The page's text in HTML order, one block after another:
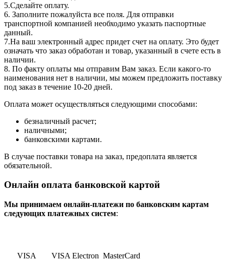
5.Сделайте оплату.
6. Заполните пожалуйста все поля. Для отправки
транспортной компанией необходимо указать паспортные
данный.
7.На ваш электронный адрес придет счет на оплату. Это будет
означать что заказ обработан и товар, указанный в счете есть в
наличии.
8. По факту оплаты мы отправим Вам заказ. Если какого-то
наименования нет в наличии, мы можем предложить поставку
под заказ в течение 10-20 дней.
Оплата может осуществляться следующими способами:
безналичный расчет;
наличными;
банковскими картами.
В случае поставки товара на заказ, предоплата является
обязательной.
Онлайн оплата банковской картой
Мы принимаем онлайн-платежи по банковским картам
cледующих платежных систем:
VISA VISA Electron MasterCard